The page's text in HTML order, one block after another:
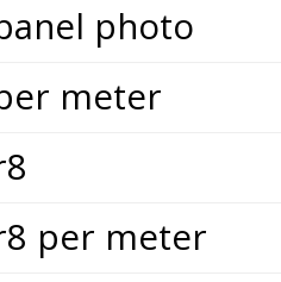
photo
meter
per meter